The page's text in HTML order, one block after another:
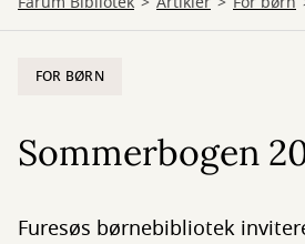
FOR BØRN
Sommerbogen
Furesøs børnebibliotek